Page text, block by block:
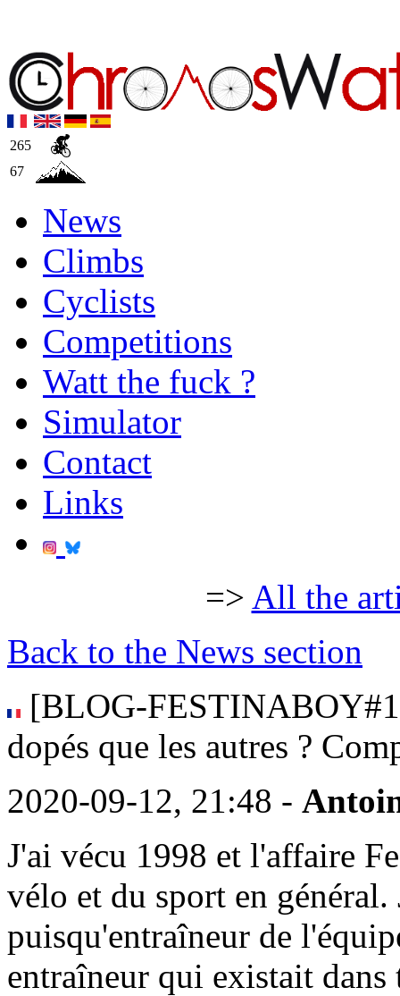
265
67
News
Climbs
Cyclists
Competitions
Watt the fuck ?
Simulator
Contact
Links
=> All the
Back to the News section
[BLOG-
dopés que les autres ?
2020-09-12, 21:48 -
J'ai vécu 1998 et l'affaire
vélo et du sport en
puisqu'entraîneur de
entraîneur qui existait